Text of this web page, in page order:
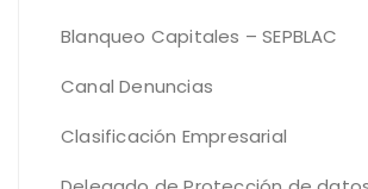
Blanqueo Capitales – SEPBLAC
Canal Denuncias
Clasificación Empresarial